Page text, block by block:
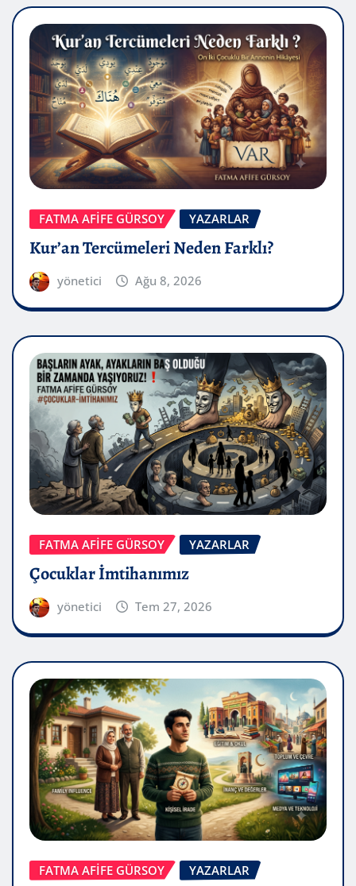
FATMA AFİFE GÜRSOY YAZARLAR
Kur’an Tercümeleri Neden Farklı?
yönetici Ağu 8, 2026
FATMA AFİFE GÜRSOY YAZARLAR
Çocuklar İmtihanımız
yönetici Tem 27, 2026
FATMA AFİFE GÜRSOY YAZARLAR